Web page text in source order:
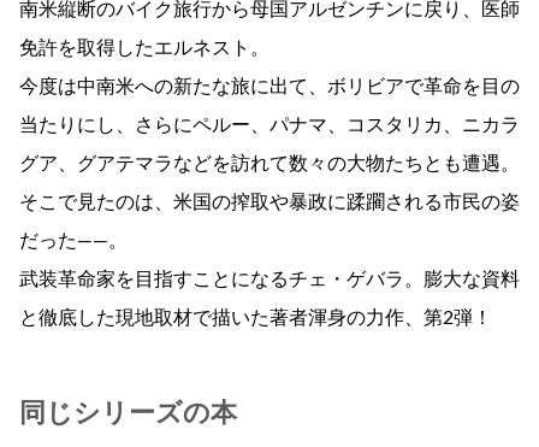
南米縦断のバイク旅行から母国アルゼンチンに戻り、医師
免許を取得したエルネスト。
今度は中南米への新たな旅に出て、ボリビアで革命を目の
当たりにし、さらにペルー、パナマ、コスタリカ、ニカラ
グア、グアテマラなどを訪れて数々の大物たちとも遭遇。
そこで見たのは、米国の搾取や暴政に蹂躙される市民の姿
だった――。
武装革命家を目指すことになるチェ・ゲバラ。膨大な資料
と徹底した現地取材で描いた著者渾身の力作、第2弾！
同じシリーズの本